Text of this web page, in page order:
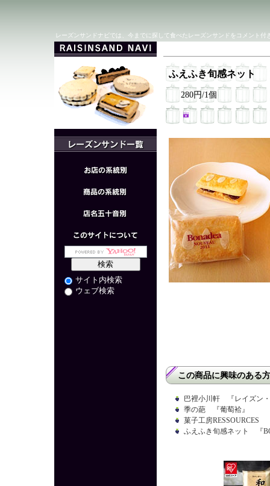
レーズンサンドナビでは、今までに探して食べたレーズンサンドをコメント付
ふえふき旬感ネット
280円/1個
この商品に興味のある
巴裡小川軒 『レイズン
季の葩 『葡萄袷』
菓子工房RESSOURCES
ふえふき旬感ネット 『
サイト内検索
ウェブ検索